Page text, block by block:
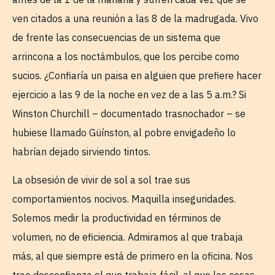
ven citados a una reunión a las 8 de la madrugada. Vivo
de frente las consecuencias de un sistema que
arrincona a los noctámbulos, que los percibe como
sucios. ¿Confiaría un paisa en alguien que prefiere hacer
ejercicio a las 9 de la noche en vez de a las 5 a.m.? Si
Winston Churchill – documentado trasnochador – se
hubiese llamado Güínston, al pobre envigadeño lo
habrían dejado sirviendo tintos.
La obsesión de vivir de sol a sol trae sus
comportamientos nocivos. Maquilla inseguridades.
Solemos medir la productividad en términos de
volumen, no de eficiencia. Admiramos al que trabaja
más, al que siempre está de primero en la oficina. Nos